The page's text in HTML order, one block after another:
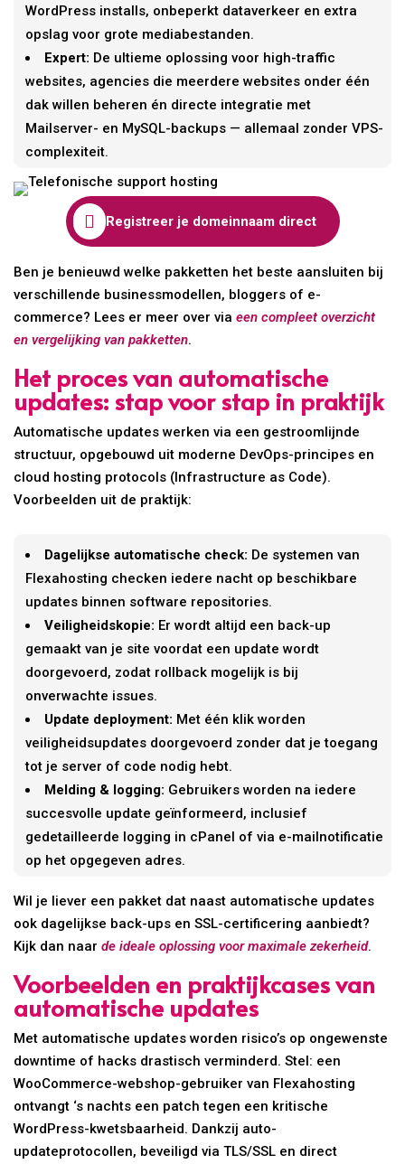
WordPress installs, onbeperkt dataverkeer en extra
opslag voor grote mediabestanden.
Expert: De ultieme oplossing voor high-traffic
websites, agencies die meerdere websites onder één
dak willen beheren én directe integratie met
Mailserver- en MySQL-backups — allemaal zonder VPS-
complexiteit.
 Registreer je domeinnaam direct
Ben je benieuwd welke pakketten het beste aansluiten bij
verschillende businessmodellen, bloggers of e-
commerce? Lees er meer over viaeen compleet overzicht
en vergelijking van pakketten.
Het proces van automatische
updates: stap voor stap in praktijk
Automatische updates werken via een gestroomlijnde
structuur, opgebouwd uit moderne DevOps-principes en
cloud hosting protocols (Infrastructure as Code).
Voorbeelden uit de praktijk:
Dagelijkse automatische check: De systemen van
Flexahosting checken iedere nacht op beschikbare
updates binnen software repositories.
Veiligheidskopie: Er wordt altijd een back-up
gemaakt van je site voordat een update wordt
doorgevoerd, zodat rollback mogelijk is bij
onverwachte issues.
Update deployment: Met één klik worden
veiligheidsupdates doorgevoerd zonder dat je toegang
tot je server of code nodig hebt.
Melding & logging: Gebruikers worden na iedere
succesvolle update geïnformeerd, inclusief
gedetailleerde logging in cPanel of via e-mailnotificatie
op het opgegeven adres.
Wil je liever een pakket dat naast automatische updates
ook dagelijkse back-ups en SSL-certificering aanbiedt?
Kijk dan naarde ideale oplossing voor maximale zekerheid.
Voorbeelden en praktijkcases van
automatische updates
Met automatische updates worden risico’s op ongewenste
downtime of hacks drastisch verminderd. Stel: een
WooCommerce-webshop-gebruiker van Flexahosting
ontvangt ‘s nachts een patch tegen een kritische
WordPress-kwetsbaarheid. Dankzij auto-
updateprotocollen, beveiligd via TLS/SSL en direct